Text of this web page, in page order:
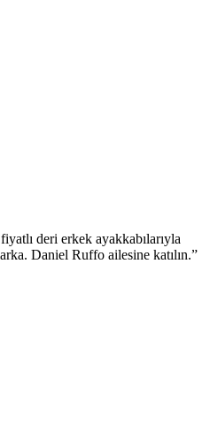
deri erkek ayakkabılarıyla
Daniel Ruffo ailesine katılın.”